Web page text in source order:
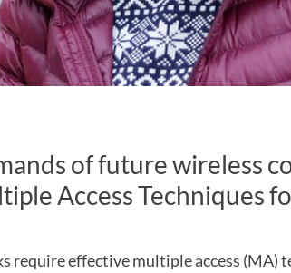
of future wireless
Access Techniques
require effective multiple access (MA)